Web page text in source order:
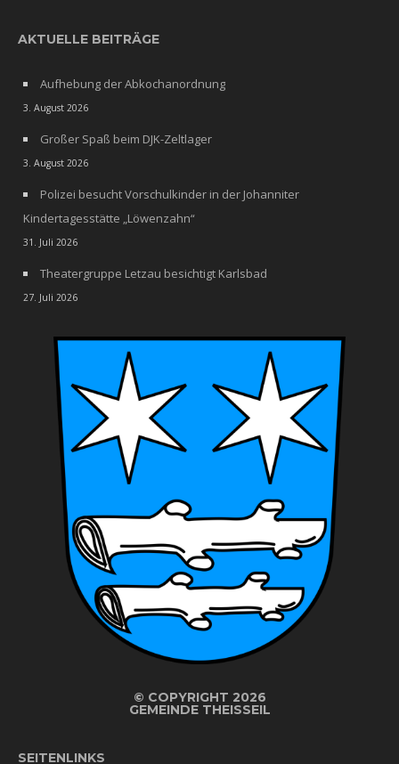
AKTUELLE BEITRÄGE
Aufhebung der Abkochanordnung
3. August 2026
Großer Spaß beim DJK-Zeltlager
3. August 2026
Polizei besucht Vorschulkinder in der Johanniter
Kindertagesstätte „Löwenzahn“
31. Juli 2026
Theatergruppe Letzau besichtigt Karlsbad
27. Juli 2026
© COPYRIGHT 2026
GEMEINDE THEISSEIL
SEITENLINKS